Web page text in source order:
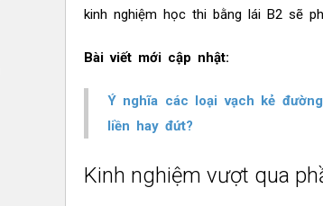
kinh nghiệm học thi bằng lái B2 sẽ
Bài viết mới cập nhật:
Ý nghĩa các loại vạch kẻ
liền hay đứt?
Kinh nghiệm vượt qua